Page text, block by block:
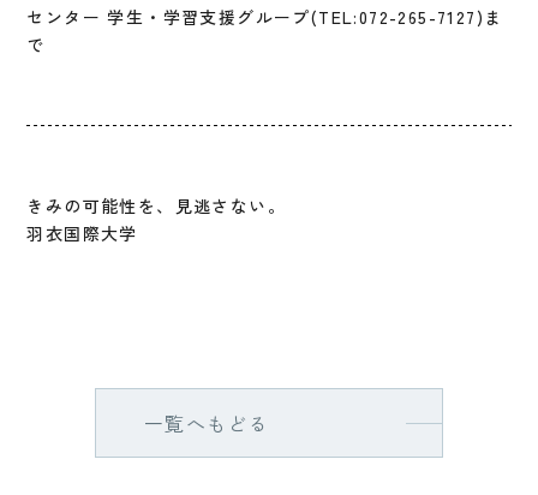
センター 学生・学習支援グループ(TEL:072-265-7127)ま
で
きみの可能性を、見逃さない。
羽衣国際大学
一覧へもどる